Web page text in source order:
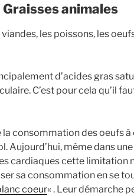
Graisses animales
les poissons, les
d’acides gras
C’est pour cela qu’il
consommation des oeufs à
Aujourd’hui, même dans
cardiaques cette limitation
sa consommation en se
coeur« . Leur démarche